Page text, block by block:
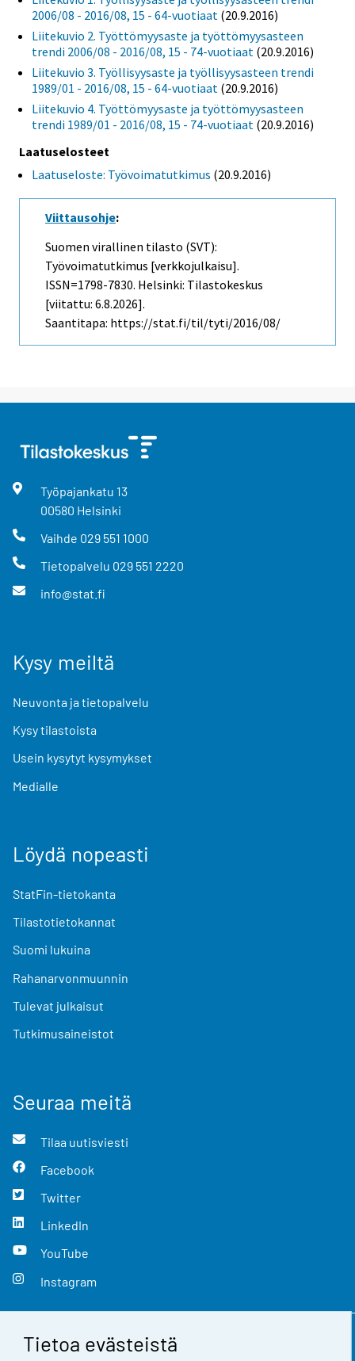
Tietoa evästeistä
2006/08 - 2016/08, 15 - 64-vuotiaat (20.9.2016)
Liitekuvio 2. Työttömyysaste ja työttömyysasteen
trendi 2006/08 - 2016/08, 15 - 74-vuotiaat (20.9.2016)
Liitekuvio 3. Työllisyysaste ja työllisyysasteen trendi
1989/01 - 2016/08, 15 - 64-vuotiaat (20.9.2016)
Liitekuvio 4. Työttömyysaste ja työttömyysasteen
trendi 1989/01 - 2016/08, 15 - 74-vuotiaat (20.9.2016)
Laatuselosteet
Laatuseloste: Työvoimatutkimus (20.9.2016)
Viittausohje:
Suomen virallinen tilasto (SVT):
Työvoimatutkimus [verkkojulkaisu].
ISSN=1798-7830. Helsinki: Tilastokeskus
[viitattu: 6.8.2026].
Saantitapa: https://stat.fi/til/tyti/2016/08/
Työpajankatu 13
00580 Helsinki
Vaihde 029 551 1000
Tietopalvelu 029 551 2220
info@stat.fi
Kysy meiltä
Neuvonta ja tietopalvelu
Kysy tilastoista
Usein kysytyt kysymykset
Medialle
Löydä nopeasti
StatFin-tietokanta
Tilastotietokannat
Suomi lukuina
Rahanarvonmuunnin
Tulevat julkaisut
Tutkimusaineistot
Seuraa meitä
Tilaa uutisviesti
Facebook
Twitter
LinkedIn
YouTube
Instagram
Yhteystiedot